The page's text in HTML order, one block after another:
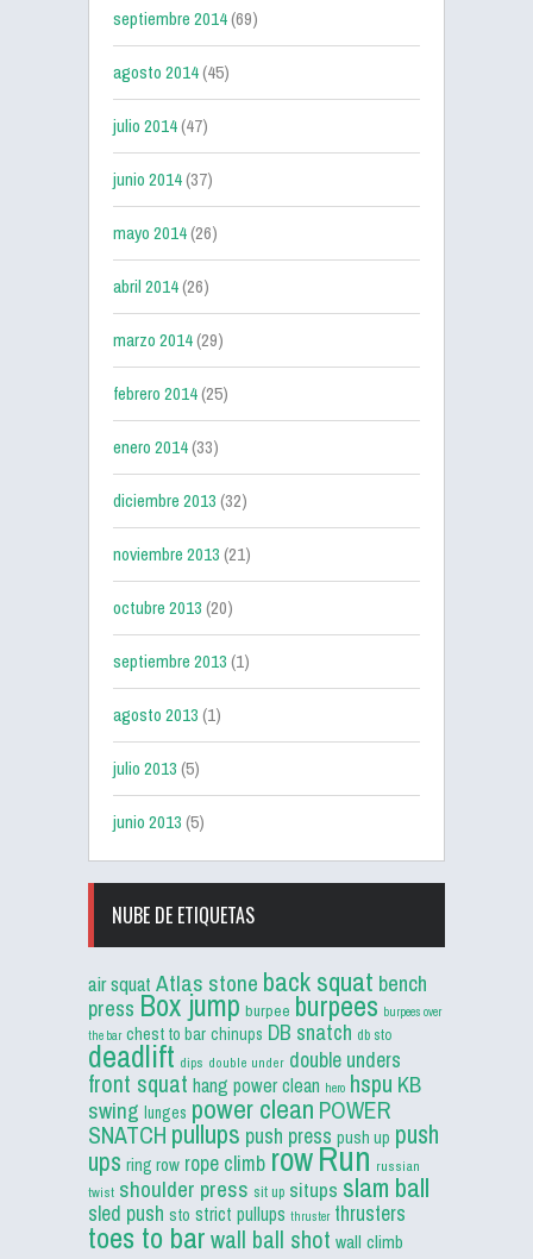
septiembre 2014(69)
agosto 2014(45)
julio 2014(47)
junio 2014(37)
mayo 2014(26)
abril 2014(26)
marzo 2014(29)
febrero 2014(25)
enero 2014(33)
diciembre 2013(32)
noviembre 2013(21)
octubre 2013(20)
septiembre 2013(1)
agosto 2013(1)
julio 2013(5)
junio 2013(5)
NUBE DE ETIQUETAS
air squat Atlas stone back squat bench
press Box jump burpee burpees burpees over
the bar chest to bar chinups DB snatch db sto
deadlift dips double under double unders
front squat hang power clean hero hspu KB
swing lunges power clean POWER
SNATCH pullups push press push up push
ups ring row rope climb rowRun russian
twist shoulder press sit up situps slam ball
sled push sto strict pullups thruster thrusters
toes to barwall ball shot wall climb